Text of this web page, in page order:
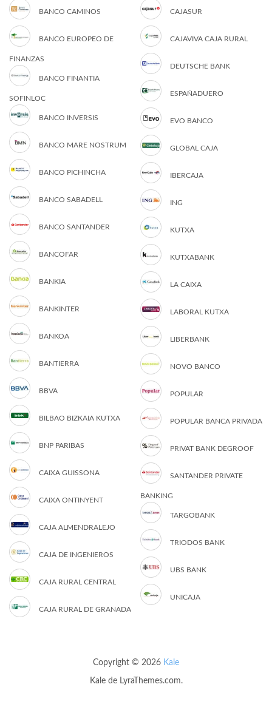
BANCO CAMINOS
BANCO EUROPEO DE
FINANZAS
BANCO FINANTIA
SOFINLOC
BANCO INVERSIS
BANCO MARE NOSTRUM
BANCO PICHINCHA
BANCO SABADELL
BANCO SANTANDER
BANCOFAR
BANKIA
BANKINTER
BANKOA
BANTIERRA
BBVA
BILBAO BIZKAIA KUTXA
BNP PARIBAS
CAIXA GUISSONA
CAIXA ONTINYENT
CAJA ALMENDRALEJO
CAJA DE INGENIEROS
CAJA RURAL CENTRAL
CAJA RURAL DE GRANADA
CAJASUR
CAJAVIVA CAJA RURAL
DEUTSCHE BANK
ESPAÑADUERO
EVO BANCO
GLOBAL CAJA
IBERCAJA
ING
KUTXA
KUTXABANK
LA CAIXA
LABORAL KUTXA
LIBERBANK
NOVO BANCO
POPULAR
POPULAR BANCA PRIVADA
PRIVAT BANK DEGROOF
SANTANDER PRIVATE
BANKING
TARGOBANK
TRIODOS BANK
UBS BANK
UNICAJA
Copyright © 2026 Kale
Kalede LyraThemes.com.